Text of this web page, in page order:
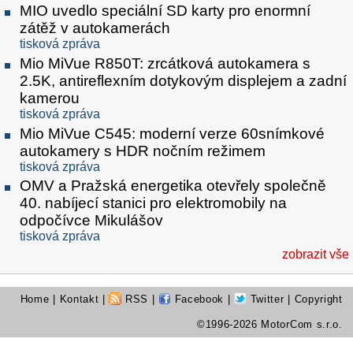
MIO uvedlo speciální SD karty pro enormní
zátěž v autokamerách
tisková zpráva
Mio MiVue R850T: zrcátková autokamera s
2.5K, antireflexním dotykovým displejem a zadní
kamerou
tisková zpráva
Mio MiVue C545: moderní verze 60snímkové
autokamery s HDR nočním režimem
tisková zpráva
OMV a Pražská energetika otevřely společně
40. nabíjecí stanici pro elektromobily na
odpočívce Mikulášov
tisková zpráva
zobrazit vše
Home Kontakt RSS Facebook Twitter | Copyright
©1996-2026 MotorCom s.r.o.